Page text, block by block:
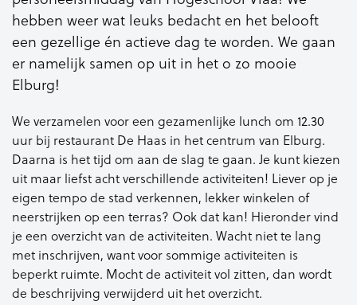
hebben weer wat leuks bedacht en het belooft
een gezellige én actieve dag te worden. We gaan
er namelijk samen op uit in het o zo mooie
Elburg!
We verzamelen voor een gezamenlijke lunch om 12.30
uur bij restaurant De Haas in het centrum van Elburg.
Daarna is het tijd om aan de slag te gaan. Je kunt kiezen
uit maar liefst acht verschillende activiteiten! Liever op je
eigen tempo de stad verkennen, lekker winkelen of
neerstrijken op een terras? Ook dat kan! Hieronder vind
je een overzicht van de activiteiten. Wacht niet te lang
met inschrijven, want voor sommige activiteiten is
beperkt ruimte. Mocht de activiteit vol zitten, dan wordt
de beschrijving verwijderd uit het overzicht.